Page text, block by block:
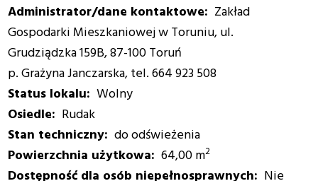
Administrator/dane kontaktowe Zakład
Gospodarki Mieszkaniowej w Toruniu, ul.
Grudziądzka 159B, 87-100 Toruń
p. Grażyna Janczarska, tel. 664 923 508
Status lokalu Wolny
Osiedle Rudak
Stan techniczny do odświeżenia
Powierzchnia użytkowa 64,00 m2
Dostępność dla osób niepełnosprawnych Nie